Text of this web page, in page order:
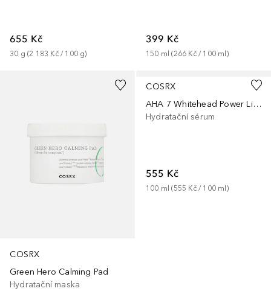
655 Kč
30 g (2 183 Kč / 100 g)
399 Kč
150 ml (266 Kč / 100 ml)
COSRX
Green Hero Calming Pad
Hydratační maska
COSRX
AHA 7 Whitehead Power Liquid
Hydratační sérum
555 Kč
100 ml (555 Kč / 100 ml)